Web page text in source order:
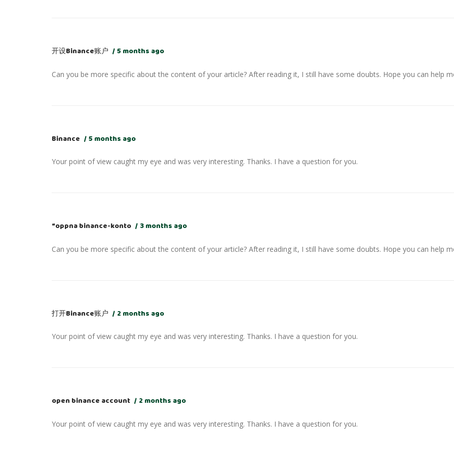
开设Binance账户 5 months ago
Can you be more specific about the content of your article? After reading it, I still have some doubts. Hope you can help
Binance 5 months ago
Your point of view caught my eye and was very interesting. Thanks. I have a question for you.
“oppna binance-konto 3 months ago
Can you be more specific about the content of your article? After reading it, I still have some doubts. Hope you can help
打开Binance账户 2 months ago
Your point of view caught my eye and was very interesting. Thanks. I have a question for you.
open binance account 2 months ago
Your point of view caught my eye and was very interesting. Thanks. I have a question for you.